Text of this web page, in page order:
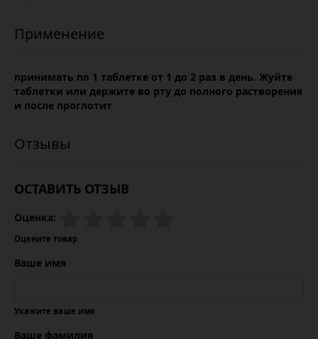
принимать по 1 таблетке от 1 до 2 раз в день. Жуйте
таблетки или держите во рту до полного растворения
и после проглотит
ОСТАВИТЬ ОТЗЫВ
Оценка:
Оцените товар
Ваше имя
Укажите ваше имя
Ваше фамилия